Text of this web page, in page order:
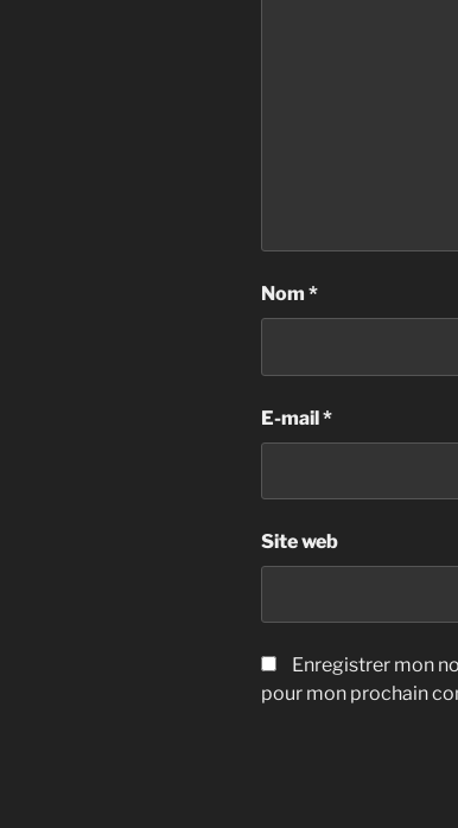
Nom *
E-mail*
Site web
Enregistrer mon
pour mon prochain